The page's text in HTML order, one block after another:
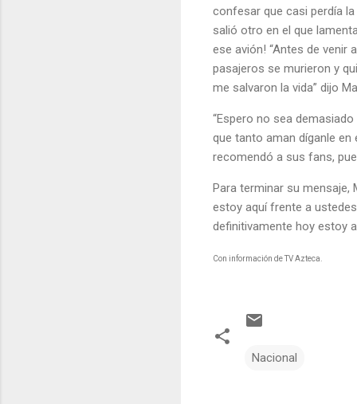
confesar que casi perdía
salió otro en el que
ese avión! “Antes de venir
pasajeros se murieron y
me salvaron la vida” dijo
“Espero no sea
que tanto aman díganle en
recomendó a sus fans,
Para terminar su mensaje,
estoy aquí frente a
definitivamente hoy estoy
Con información de TV Azteca.
Nacional